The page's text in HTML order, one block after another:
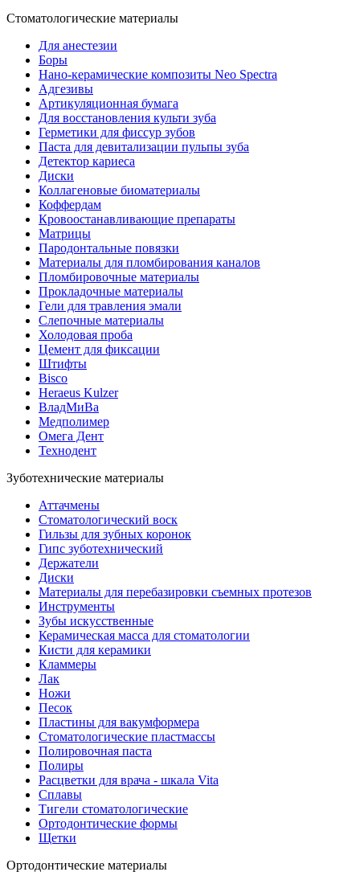
Стоматологические материалы
Для анестезии
Боры
Нано-керамические композиты Neo Spectra
Адгезивы
Артикуляционная бумага
Для восстановления культи зуба
Герметики для фиссур зубов
Паста для девитализации пульпы зуба
Детектор кариеса
Диски
Коллагеновые биоматериалы
Коффердам
Кровоостанавливающие препараты
Матрицы
Пародонтальные повязки
Материалы для пломбирования каналов
Пломбировочные материалы
Прокладочные материалы
Гели для травления эмали
Слепочные материалы
Холодовая проба
Цемент для фиксации
Штифты
Bisco
Heraeus Kulzer
ВладМиВа
Медполимер
Омега Дент
Технодент
Зуботехнические материалы
Аттачмены
Стоматологический воск
Гильзы для зубных коронок
Гипс зуботехнический
Держатели
Диски
Материалы для перебазировки съемных протезов
Инструменты
Зубы искусственные
Керамическая масса для стоматологии
Кисти для керамики
Кламмеры
Лак
Ножи
Песок
Пластины для вакумформера
Стоматологические пластмассы
Полировочная паста
Полиры
Расцветки для врача - шкала Vita
Сплавы
Тигели стоматологические
Ортодонтические формы
Щетки
Ортодонтические материалы